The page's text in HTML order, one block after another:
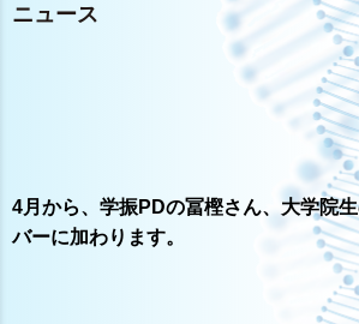
ニュース
4月から、学振PDの冨樫さん、大学院
バーに加わります。